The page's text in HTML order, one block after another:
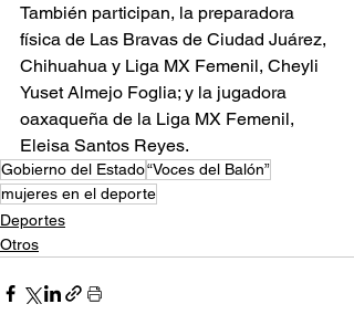
También participan, la preparadora
física de Las Bravas de Ciudad Juárez,
Chihuahua y Liga MX Femenil, Cheyli
Yuset Almejo Foglia; y la jugadora
oaxaqueña de la Liga MX Femenil,
Eleisa Santos Reyes.
Gobierno del Estado“Voces del Balón”
mujeres en el deporte
Deportes
Otros